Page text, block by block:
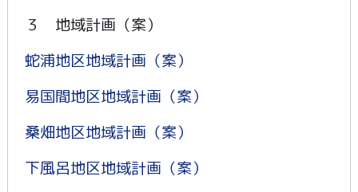
３ 地域計画（案）
蛇浦地区地域計画（案）
易国間地区地域計画（案）
桑畑地区地域計画（案）
下風呂地区地域計画（案）